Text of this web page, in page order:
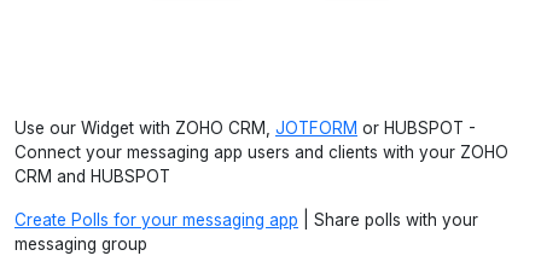
Use our Widget with ZOHO CRM, JOTFORM or HUBSPOT -
Connect your messaging app users and clients with your ZOHO
CRM and HUBSPOT
Create Polls for your messaging app | Share polls with your
messaging group